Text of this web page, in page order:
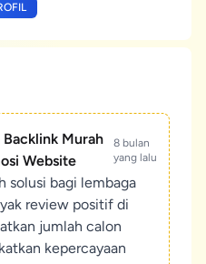
Backlink Murah
Website
8 bulan
yang lalu
solusi bagi lembaga
review positif di
jumlah calon
kepercayaan